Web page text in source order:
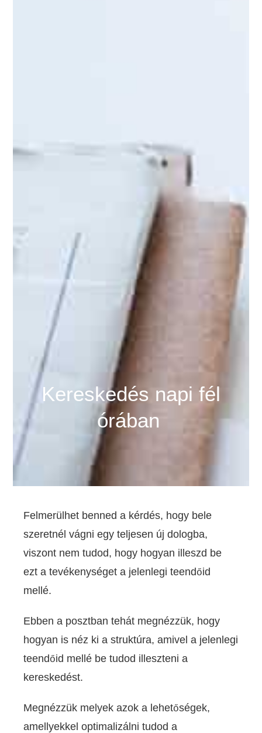
Kereskedés napi fél
órában
Felmerülhet benned a kérdés, hogy bele
szeretnél vágni egy teljesen új dologba,
viszont nem tudod, hogy hogyan illeszd be
ezt a tevékenységet a jelenlegi teendőid
mellé.
Ebben a posztban tehát megnézzük, hogy
hogyan is néz ki a struktúra, amivel a jelenlegi
teendőid mellé be tudod illeszteni a
kereskedést.
Megnézzük melyek azok a lehetőségek,
amellyekkel optimalizálni tudod a